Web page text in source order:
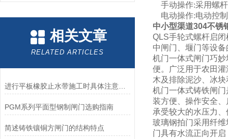
相关文章
RELATED ARTICLES
进行平板橡胶止水带施工时具体注意这几个方面才行
PGM系列平面型钢制闸门选购指南
简述铸铁镶铜方闸门的结构特点
手动操作:采用螺
电动操作:电动控
中小型渠道304不锈
QLS手轮式螺杆启
中闸门、堰门等设
机门一体式闸门巧
便。广泛用于农田
木及排除泥沙、冰
机门一体式铸铁闸
装方便、操作安全
承受较大的水压力
玻璃钢拍门采用纤
门具有水流正向开